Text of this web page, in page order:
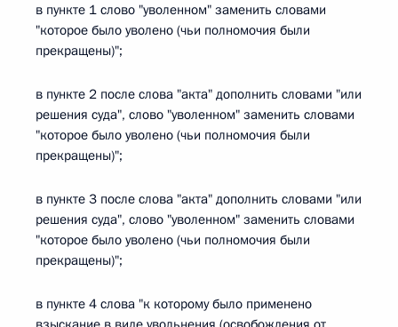
в пункте 1 слово "уволенном" заменить словами
"которое было уволено (чьи полномочия были
прекращены)";
в пункте 2 после слова "акта" дополнить словами "или
решения суда", слово "уволенном" заменить словами
"которое было уволено (чьи полномочия были
прекращены)";
в пункте 3 после слова "акта" дополнить словами "или
решения суда", слово "уволенном" заменить словами
"которое было уволено (чьи полномочия были
прекращены)";
в пункте 4 слова "к которому было применено